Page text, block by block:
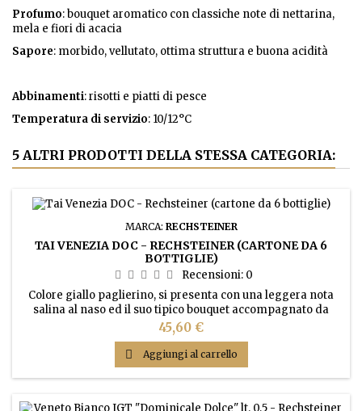
Profumo: bouquet aromatico con classiche note di nettarina,
mela e fiori di acacia
Sapore: morbido, vellutato, ottima struttura e buona acidità
Abbinamenti: risotti e piatti di pesce
Temperatura di servizio: 10/12°C
5 ALTRI PRODOTTI DELLA STESSA CATEGORIA:
MARCA: RECHSTEINER
TAI VENEZIA DOC - RECHSTEINER (CARTONE DA 6
BOTTIGLIE)
Recensioni: 0
Colore giallo paglierino, si presenta con una leggera nota
salina al naso ed il suo tipico bouquet accompagnato da
sottili aromi di fiori selvatici e frutta a polpa bianca. Si
distingue per la sua caratteristica nota di mandorla amara
al palato.
Prezzo
45,60 €
 Aggiungi al carrello